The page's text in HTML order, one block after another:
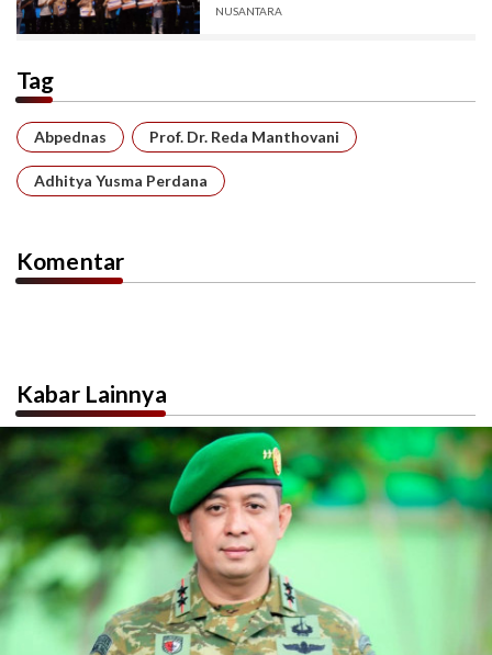
NUSANTARA
Tag
Abpednas Prof. Dr. Reda Manthovani
Adhitya Yusma Perdana
Komentar
Kabar Lainnya